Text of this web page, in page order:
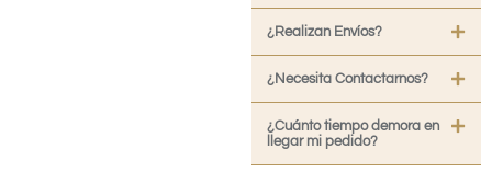
¿Realizan Envíos?
¿Necesita Contactarnos?
¿Cuánto tiempo demora en
llegar mi pedido?